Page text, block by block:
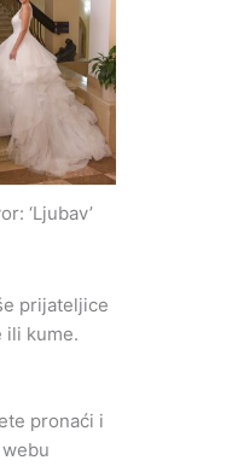
‘Ljubav’
prijateljice
ili kume.
pronaći i